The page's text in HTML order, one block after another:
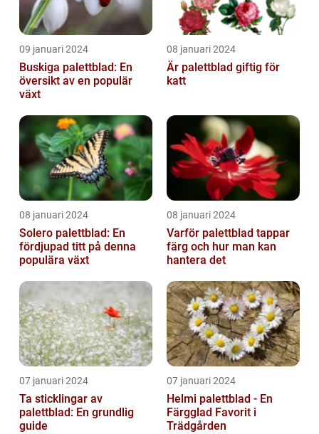
09 januari 2024
Buskiga palettblad: En
översikt av en populär
växt
08 januari 2024
Är palettblad giftig för
katt
08 januari 2024
Solero palettblad: En
fördjupad titt på denna
populära växt
08 januari 2024
Varför palettblad tappar
färg och hur man kan
hantera det
07 januari 2024
Ta sticklingar av
palettblad: En grundlig
guide
07 januari 2024
Helmi palettblad - En
Färgglad Favorit i
Trädgården